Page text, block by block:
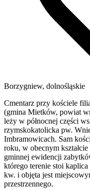
Borzygniew, dolnośląskie
Cmentarz przy kościele
(gmina Mietków, powiat
leży w północnej części
rzymskokatolicka pw.
Imbramowicach. Sam
roku, w obecnym
gminnej ewidencji
którego terenie stoi
kw. i objęta jest
przestrzennego.